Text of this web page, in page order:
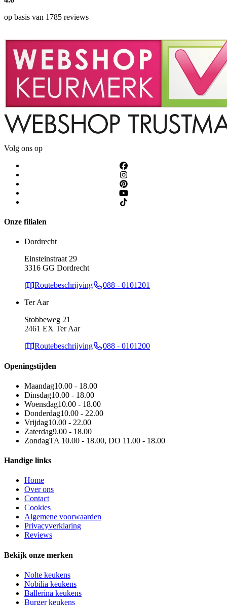
op basis van 1785 reviews
Volg ons op
Onze filialen
Dordrecht
Einsteinstraat 29
3316 GG Dordrecht
Routebeschrijving
088 - 0101201
Ter Aar
Stobbeweg 21
2461 EX Ter Aar
Routebeschrijving
088 - 0101200
Openingstijden
Maandag10.00 - 18.00
Dinsdag10.00 - 18.00
Woensdag10.00 - 18.00
Donderdag10.00 - 22.00
Vrijdag10.00 - 22.00
Zaterdag9.00 - 18.00
ZondagTA 10.00 - 18.00, DO 11.00 - 18.00
Handige links
Home
Over ons
Contact
Cookies
Algemene voorwaarden
Privacyverklaring
Reviews
Bekijk onze merken
Nolte keukens
Nobilia keukens
Ballerina keukens
Burger keukens